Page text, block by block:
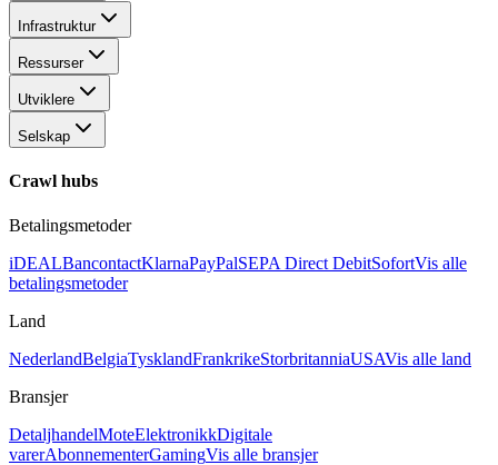
Infrastruktur
Ressurser
Utviklere
Selskap
Crawl hubs
Betalingsmetoder
iDEALBancontactKlarnaPayPalSEPA Direct DebitSofortVis alle
betalingsmetoder
Land
NederlandBelgiaTysklandFrankrikeStorbritanniaUSAVis alle land
Bransjer
DetaljhandelMoteElektronikkDigitale
varerAbonnementerGamingVis alle bransjer